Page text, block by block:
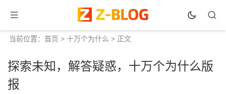
当前位置： 首页 > 十万个为什么 > 正文
探索未知，解答疑惑，十万个为什么版
报